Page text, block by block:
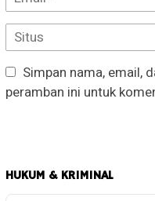
Simpan nama, email,
peramban ini untuk
HUKUM & KRIMINAL